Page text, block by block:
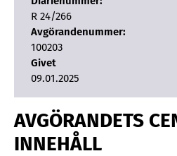
R 24/266
Avgörandenummer:
100203
Givet
09.01.2025
AVGÖRANDETS
INNEHÅLL